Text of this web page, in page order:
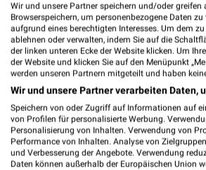
Wir und unsere Partner speichern und/oder
Browserspeichern, um personenbezogene Daten
aufgrund eines berechtigten Interesses. Um dem
ablehnen oder verwalten, indem Sie auf die
der linken unteren Ecke der Website klicken. Um
der Website und klicken Sie auf den Menüpunkt
werden unseren Partnern mitgeteilt und haben
Wir und unsere Partner verarbeiten Daten,
Speichern von oder Zugriff auf Informationen auf
von Profilen für personalisierte Werbung.
Personalisierung von Inhalten. Verwendung von
Performance von Inhalten. Analyse von
und Verbesserung der Angebote. Verwendung
Daten können außerhalb der Europäischen Union